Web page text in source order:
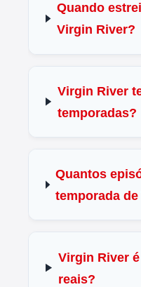
Quando
Virgin River?
Virgin River
temporadas?
Quantos
temporada
Virgin River
reais?